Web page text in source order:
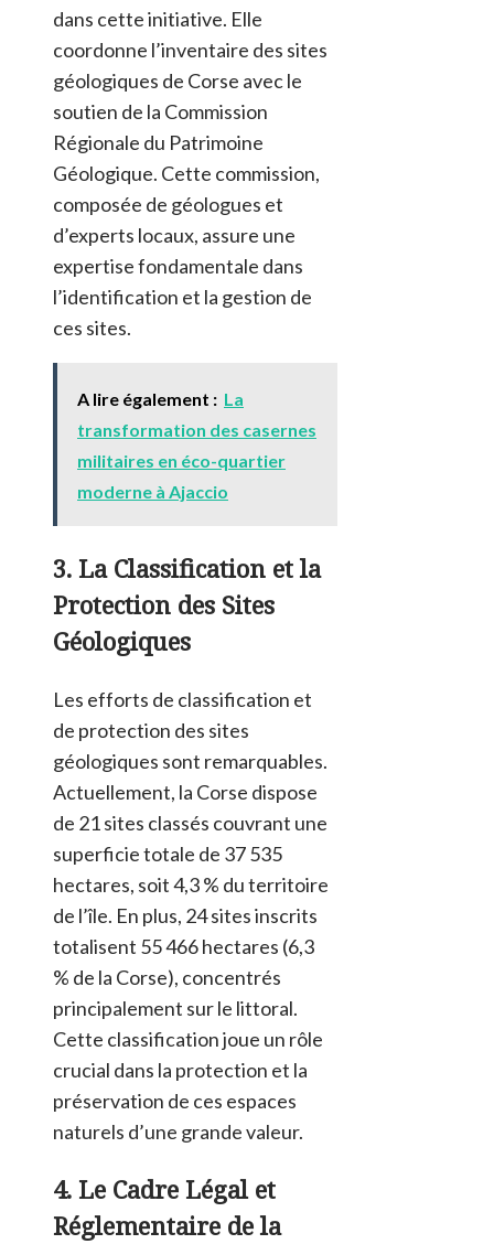
dans cette initiative. Elle
coordonne l’inventaire des sites
géologiques de Corse avec le
soutien de la Commission
Régionale du Patrimoine
Géologique. Cette commission,
composée de géologues et
d’experts locaux, assure une
expertise fondamentale dans
l’identification et la gestion de
ces sites​​.
A lire également : La
transformation des casernes
militaires en éco-quartier
moderne à Ajaccio
3. La Classification et la
Protection des Sites
Géologiques
Les efforts de classification et
de protection des sites
géologiques sont remarquables.
Actuellement, la Corse dispose
de 21 sites classés couvrant une
superficie totale de 37 535
hectares, soit 4,3 % du territoire
de l’île. En plus, 24 sites inscrits
totalisent 55 466 hectares (6,3
% de la Corse), concentrés
principalement sur le littoral.
Cette classification joue un rôle
crucial dans la protection et la
préservation de ces espaces
naturels d’une grande valeur​​.
4. Le Cadre Légal et
Réglementaire de la